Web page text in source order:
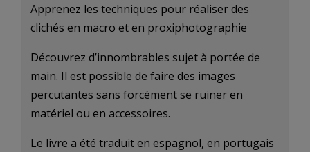
Apprenez les techniques pour réaliser des
clichés en macro et en proxiphotographie
Découvrez d’innombrables sujet à portée de
main. Il est possible de faire des images
percutantes sans forcément se ruiner en
matériel ou en accessoires.
Le livre a été traduit en espagnol, en portugais